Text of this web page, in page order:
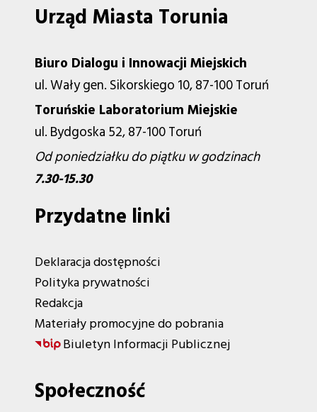
Urząd Miasta Torunia
Biuro Dialogu i Innowacji Miejskich
ul. Wały gen. Sikorskiego 10, 87-100 Toruń
Toruńskie Laboratorium Miejskie
ul. Bydgoska 52, 87-100 Toruń
Od poniedziałku do piątku w godzinach
7.30-15.30
Przydatne linki
Deklaracja dostępności
Polityka prywatności
Redakcja
Materiały promocyjne do pobrania
Biuletyn Informacji Publicznej
Społeczność